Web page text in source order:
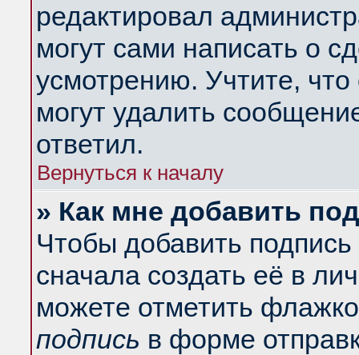
редактировал
могут сами написать о
усмотрению. Учтите,
могут удалить
ответил.
Вернуться к началу
» Как мне добавить
Чтобы добавить
сначала создать её в
можете отметить
подпись в форме